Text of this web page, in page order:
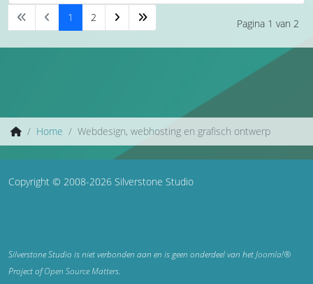
Pagina 1 van 2
1 2
Home Webdesign, webhosting en grafisch ontwerp
Copyright © 2008-2026 Silverstone Studio
Silverstone Studio is niet verbonden aan en is geen onderdeel van hetJoomla!®
Project ofOpen Source Matters.